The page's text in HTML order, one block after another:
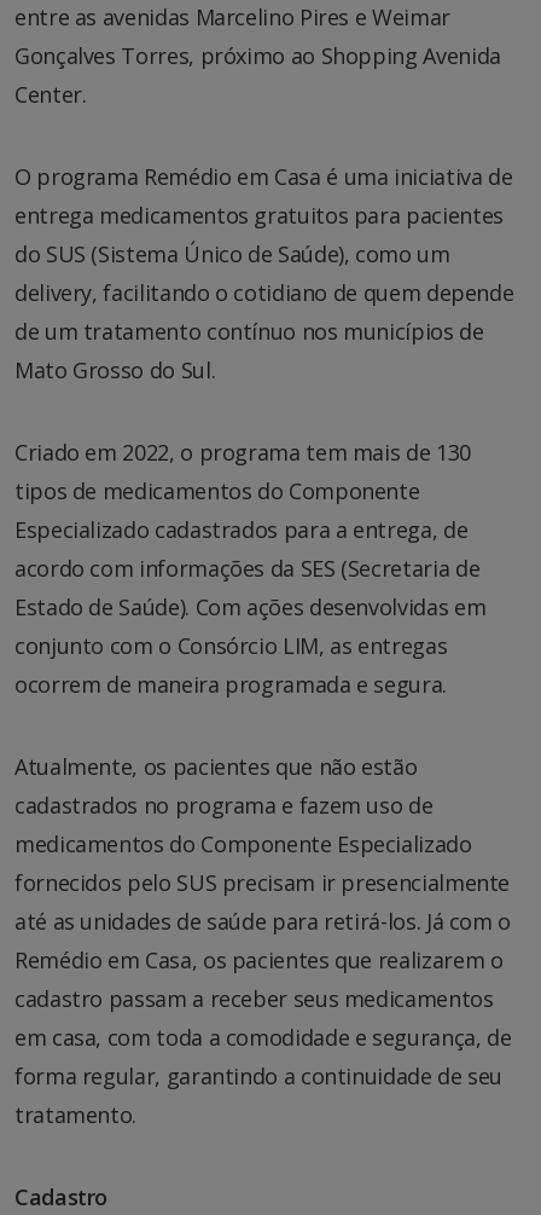
entre as avenidas Marcelino Pires e Weimar
Gonçalves Torres, próximo ao Shopping Avenida
Center.
O programa Remédio em Casa é uma iniciativa de
entrega medicamentos gratuitos para pacientes
do SUS (Sistema Único de Saúde), como um
delivery, facilitando o cotidiano de quem depende
de um tratamento contínuo nos municípios de
Mato Grosso do Sul.
Criado em 2022, o programa tem mais de 130
tipos de medicamentos do Componente
Especializado cadastrados para a entrega, de
acordo com informações da SES (Secretaria de
Estado de Saúde). Com ações desenvolvidas em
conjunto com o Consórcio LIM, as entregas
ocorrem de maneira programada e segura.
Atualmente, os pacientes que não estão
cadastrados no programa e fazem uso de
medicamentos do Componente Especializado
fornecidos pelo SUS precisam ir presencialmente
até as unidades de saúde para retirá-los. Já com o
Remédio em Casa, os pacientes que realizarem o
cadastro passam a receber seus medicamentos
em casa, com toda a comodidade e segurança, de
forma regular, garantindo a continuidade de seu
tratamento.
Cadastro